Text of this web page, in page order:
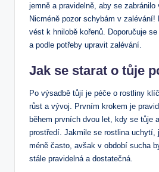
jemně a pravidelně, aby se zabránilo
Nicméně pozor schybám v
vést k hnilobě kořenů. Doporučuje
a podle potřeby upravit zalévání.
Jak se starat o tůje
Po výsadbě tůjí je péče o rostliny
růst a vývoj. Prvním krokem je
během prvních dvou let, kdy se tůje
prostředí. Jakmile se rostlina uchytí,
méně často, avšak v období sucha
stále pravidelná a dostatečná.